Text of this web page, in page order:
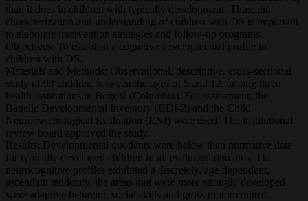
than it does in children with typically development. Thus, the
characterization and understanding of children with DS is important
to elaborate intervention strategies and follow-up programs.
Objectives: To establish a cognitive developmental profile in
children with DS.
Materials and Methods: Observational, descriptive, cross-sectional
study of 93 children between the ages of 5 and 12, among three
health institutions in Bogotá (Colombia). For assessment, the
Battelle Developmental Inventory (BDI-2) and the Child
Neuropsychological Evaluation (ENI) were used. The institutional
review board approved the study.
Results: Developmental quotients were below than normative data
for typically developed children in all evaluated domains. The
neurocognitive profiles exhibited a discretely, age dependent,
ascendant tendency, the areas that were more strongly developed
were adaptive behavior, social skills and gross motor control.